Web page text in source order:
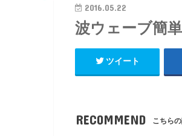
2016.05.22
波ウェーブ簡
ツイート
RECOMMEND こちら